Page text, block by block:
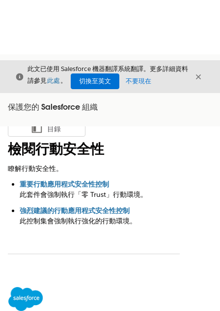
結束
此文已使用 Salesforce 機器翻譯系統翻譯。更多詳細資料
請參見此處。 切換至英文 不要現在 結束
保護您的 Salesforce 組織
顯示目錄
目錄
檢閱行動安全性
瞭解行動安全性。
重要行動應用程式安全性控制
此套件會強制執行「零 Trust」行動環境。
強烈建議的行動應用程式安全性控制
此控制集會強制執行強化的行動環境。